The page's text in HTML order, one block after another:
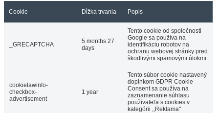
Cookie Dĺžka trvania Popis
_GRECAPTCHA
5 months 27
days
Tento cookie od spoločnosti
Google sa používa na
identifikáciu robotov na
ochranu webovej stránky pred
škodlivými spamovými útokmi.
cookielawinfo-
checkbox-
advertisement
1 year
Tento súbor cookie nastavený
doplnkom GDPR Cookie
Consent sa používa na
zaznamenanie súhlasu
používateľa s cookies v
kategórii ,,Reklama"